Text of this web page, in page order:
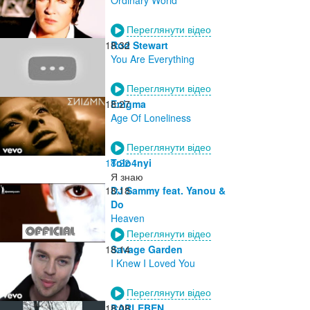
Переглянути відео
18:32
Rod Stewart
You Are Everything
Переглянути відео
18:27
Enigma
Age Of Loneliness
Переглянути відео
18:22
Tolo4nyi
Я знаю
18:18
DJ Sammy feat. Yanou &
Do
Heaven
Переглянути відео
18:14
Savage Garden
I Knew I Loved You
Переглянути відео